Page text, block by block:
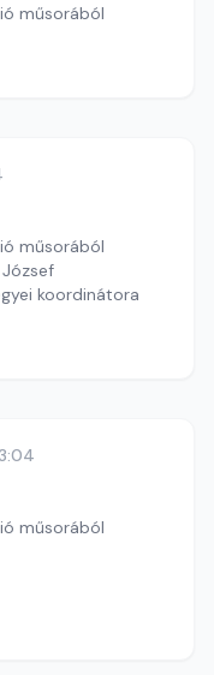
műsorából
műsorából
koordinátora
műsorából